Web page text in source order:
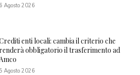
6 Agosto 2026
enti locali: cambia il criterio che
obbligatorio il trasferimento ad
5 Agosto 2026